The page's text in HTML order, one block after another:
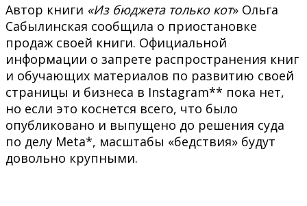
Автор книги «Из бюджета только кот» Ольга
Сабылинская сообщила о приостановке
продаж своей книги. Официальной
информации о запрете распространения книг
и обучающих материалов по развитию своей
страницы и бизнеса в Instagram** пока нет,
но если это коснется всего, что было
опубликовано и выпущено до решения суда
по делу Meta*, масштабы «бедствия» будут
довольно крупными.